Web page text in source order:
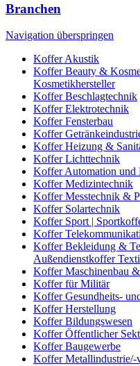
Branchen
Navigation überspringen
Koffer Akustik
Koffer Beauty &
Kosmetikhersteller
Koffer Beschlagtechnik
Koffer Elektrotechnik
Koffer Fensterbau
Koffer
Koffer Heizung &
Koffer Lichttechnik
Koffer Automation und
Koffer Medizintechnik
Koffer Messtechnik &
Koffer Solartechnik
Koffer Sport |
Koffer
Koffer Bekleidung &
Außendienstkoffer
Koffer Maschinenbau
Koffer für Militär
Koffer Gesundheits-
Koffer Herstellung
Koffer Bildungswesen
Koffer Öffentlicher
Koffer Baugewerbe
Koffer Metallindustrie/-